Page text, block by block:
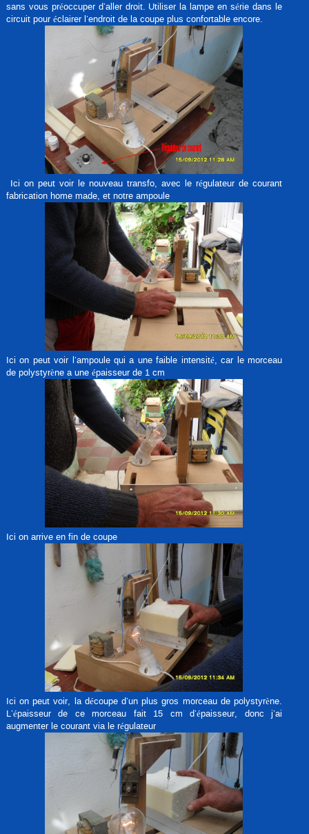
sans vous préoccuper d’aller droit. Utiliser la lampe en série dans le
circuit pour éclairer l’endroit de la coupe plus confortable encore.
Ici on peut voir le nouveau transfo, avec le régulateur de courant
fabrication home made, et notre ampoule
Ici on peut voir l’ampoule qui a une faible intensité, car le morceau
de polystyrène a une épaisseur de 1 cm
Ici on arrive en fin de coupe
Ici on peut voir, la découpe d’un plus gros morceau de polystyrène.
L’épaisseur de ce morceau fait 15 cm d’épaisseur, donc j’ai
augmenter le courant via le régulateur